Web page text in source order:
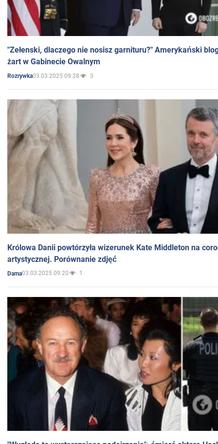
"Zełenski, dlaczego nie nosisz garnituru?" Amerykański
żart w Gabinecie Owalnym
Rozrywka03.03.2025 09:28 3
Królowa Danii powtórzyła wizerunek Kate Middleton na
artystycznej. Porównanie zdjęć
Dama03.03.2025 09:20 1